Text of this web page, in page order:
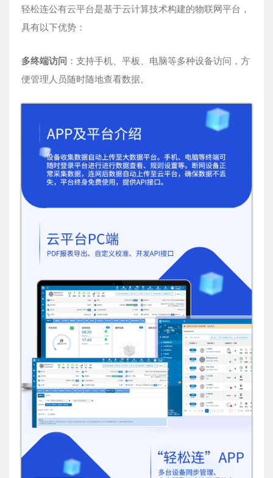
轻松连公有云平台是基于云计算技术构建的物联网平台，
具有以下优势：
多终端访问 ：支持手机、平板、电脑等多种设备访问，方
便管理人员随时随地查看数据。